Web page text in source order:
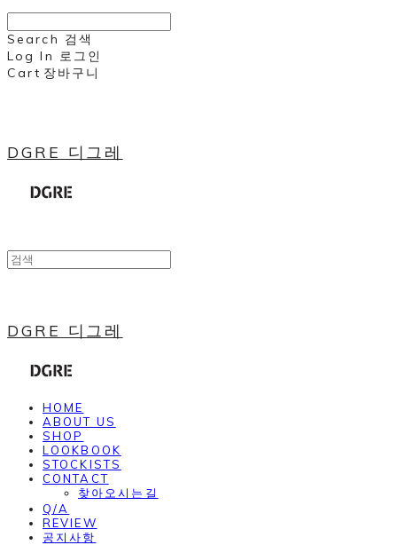
Search 검색
Log In 로그인
Cart 장바구니
DGRE 디그레
DGRE 디그레
HOME
ABOUT US
SHOP
LOOKBOOK
STOCKISTS
CONTACT
찾아오시는길
Q/A
REVIEW
공지사항